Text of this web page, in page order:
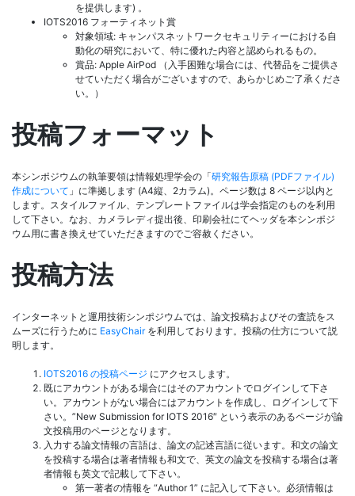
を提供します) 。
IOTS2016 フォーティネット賞
対象領域: キャンパスネットワークセキュリティーにおける自
動化の研究において、特に優れた内容と認められるもの。
賞品: Apple AirPod （入手困難な場合には、代替品をご提供さ
せていただく場合がございますので、あらかじめご了承くださ
い。）
投稿フォーマット
本シンポジウムの執筆要領は情報処理学会の「研究報告原稿 (PDFファイル)
作成について 」に準拠します (A4縦、2カラム)。ページ数は 8 ページ以内と
します。スタイルファイル、テンプレートファイルは学会指定のものを利用
して下さい。なお、カメラレディ提出後、印刷会社にてヘッダを本シンポジ
ウム用に書き換えせていただきますのでご容赦ください。
投稿方法
インターネットと運用技術シンポジウムでは、論文投稿およびその査読をス
ムーズに行うために EasyChairを利用しております。投稿の仕方について説
明します。
IOTS2016 の投稿ページ にアクセスします。
既にアカウントがある場合にはそのアカウントでログインして下さ
い。アカウントがない場合にはアカウントを作成し、ログインして下
さい。”New Submission for IOTS 2016″ という表示のあるページが論
文投稿用のページとなります。
入力する論文情報の言語は、論文の記述言語に従います。和文の論文
を投稿する場合は著者情報も和文で、英文の論文を投稿する場合は著
者情報も英文で記載して下さい。
第一著者の情報を “Author 1” に記入して下さい。必須情報は